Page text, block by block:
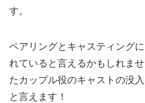
す。
ペアリングとキャスティング
れていると言えるかもしれま
たカップル役のキャストの没
と言えます！